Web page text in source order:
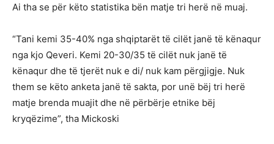
Ai tha se për këto statistika bën matje tri herë në muaj.
“Tani kemi 35-40% nga shqiptarët të cilët janë të kënaqur
nga kjo Qeveri. Kemi 20-30/35 të cilët nuk janë të
kënaqur dhe të tjerët nuk e di/ nuk kam përgjigje. Nuk
them se këto anketa janë të sakta, por unë bëj tri herë
matje brenda muajit dhe në përbërje etnike bëj
kryqëzime”, tha Mickoski